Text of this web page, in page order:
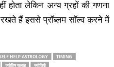
होता लेकिन अन्‍य ग्रहों की गणना
रखते हैं इससे प्रॉब्‍लम सॉल्‍व करने में
HELP ASTROLOGY
TIMING
ज्‍योतिष सलाह ज्‍योतिषी